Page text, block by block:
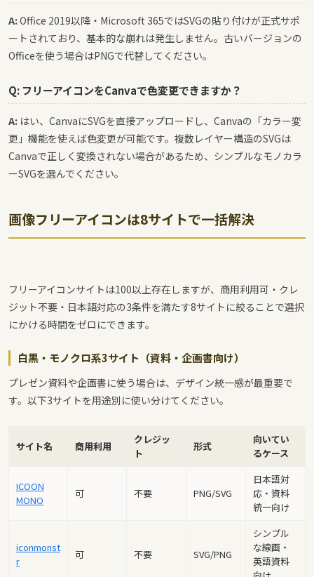
A: Office 2019以降・Microsoft 365ではSVGの貼り付けが正式サポ
ートされており、基本的な崩れは発生しません。古いバージョンの
Officeを使う場合はPNGで代替してください。
Q: フリーアイコンをCanvaで色変更できますか？
A: はい、CanvaにSVGを直接アップロードし、Canvaの「カラー変
更」機能を使えば色変更が可能です。複数レイヤー構造のSVGは
Canvaで正しく変換されない場合があるため、シンプルなモノカラ
ーSVGを選んでください。
画像フリーアイコンは8サイトで一括解決
フリーアイコンサイトは100以上存在しますが、商用利用可・クレ
ジット不要・日本語対応の3条件を満たす8サイトに絞ることで選択
にかける時間をゼロにできます。
白黒・モノクロ系3サイト（資料・企画書向け）
プレゼン資料や企画書に使う場合は、デザイン統一感が最重要で
す。以下3サイトを用途別に使い分けてください。
サイト名 商用利用
クレジッ
ト
形式
向いてい
るケース
ICOON
MONO
可 不要 PNG/SVG
日本語対
応・資料
統一向け
iconmonst
r
可 不要 SVG/PNG
シンプル
な線画・
英語資料